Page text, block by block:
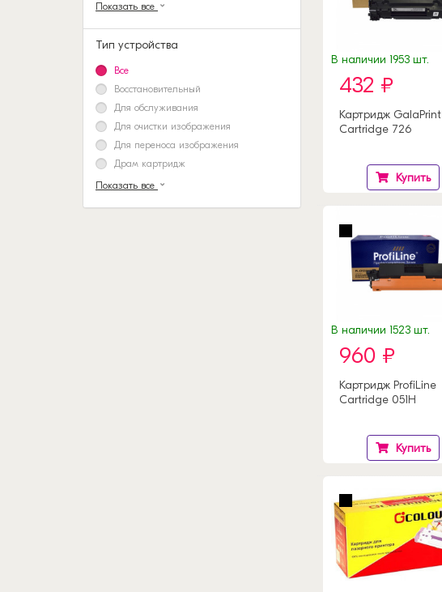
Показать все
Тип устройства
Все
Восстановительный
Для обслуживания
Для очистки изображения
Для переноса изображения
Драм картридж
Показать все
В наличии 1953 шт.
432 ₽
Картридж GalaPrint
Cartridge 726
Купить
В наличии 1523 шт.
960 ₽
Картридж ProfiLine
Cartridge 051H
Купить